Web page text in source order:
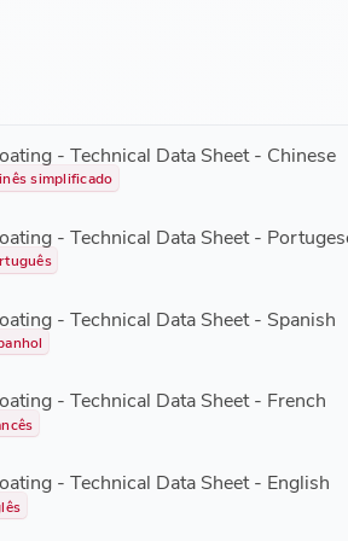
- Technical Data Sheet - Chinese
simplificado
- Technical Data Sheet -
- Technical Data Sheet - Spanish
- Technical Data Sheet - French
- Technical Data Sheet - English